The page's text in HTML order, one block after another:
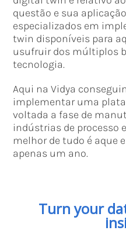
questão e sua
especializados em
twin disponíveis para
usufruir dos múltiplos
tecnologia.
Aqui na Vidya
implementar uma
voltada a fase de
indústrias de processo
melhor de tudo é aque
apenas um ano.
Turn your